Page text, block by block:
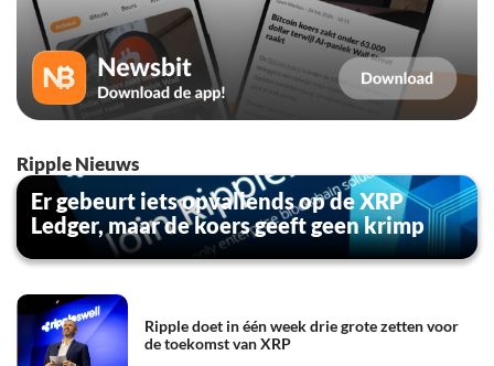
Ripple Nieuws
Er gebeurt iets opvallends op de XRP
Ledger, maar de koers geeft geen krimp
Ripple doet in één week drie grote zetten voor
de toekomst van XRP